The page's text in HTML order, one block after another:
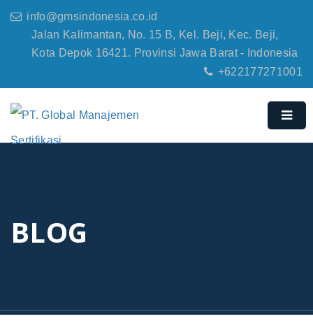
info@gmsindonesia.co.id
Jalan Kalimantan, No. 15 B, Kel. Beji, Kec. Beji,
Kota Depok 16421. Provinsi Jawa Barat - Indonesia
+622177271001
BLOG